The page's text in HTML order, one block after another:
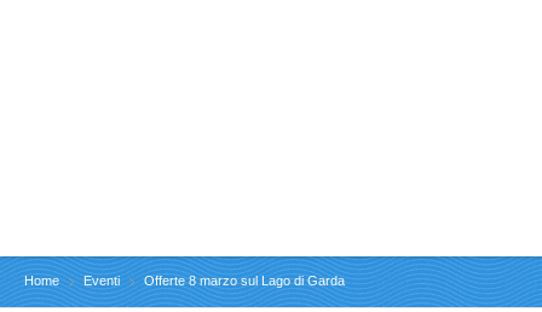
Home Eventi Offerte 8 marzo sul Lago di Garda